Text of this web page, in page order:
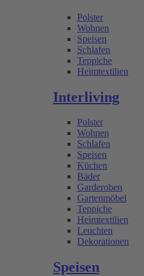
Polster
Wohnen
Speisen
Schlafen
Teppiche
Heimtextilien
Interliving
Polster
Wohnen
Schlafen
Speisen
Küchen
Bäder
Garderoben
Gartenmöbel
Teppiche
Heimtextilien
Leuchten
Dekorationen
Speisen